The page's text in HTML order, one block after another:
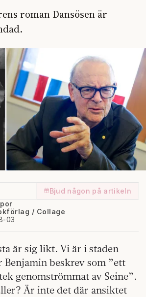
roman Dansösen är
Bjud någon på artikeln
03
/ Collage
är sig likt. Vi är i staden
Benjamin beskrev som ”ett
genomströmmat av Seine”.
Är inte det där ansiktet